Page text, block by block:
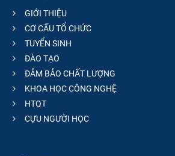
GIỚI THIỆU
CƠ CẤU TỔ CHỨC
TUYỂN SINH
ĐÀO TẠO
ĐẢM BẢO CHẤT LƯỢNG
KHOA HỌC CÔNG NGHỆ
HTQT
CỰU NGƯỜI HỌC